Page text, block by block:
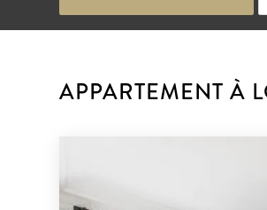
APPARTEMENT À